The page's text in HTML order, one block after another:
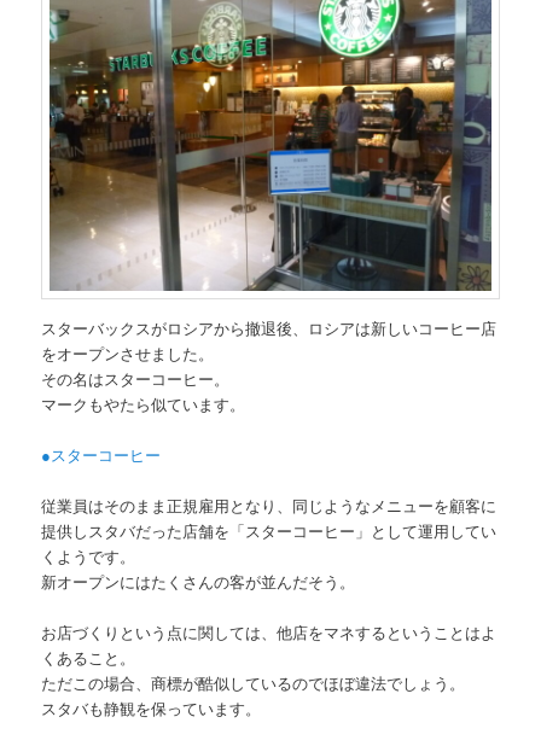
スターバックスがロシアから撤退後、ロシアは新しいコーヒー店
をオープンさせました。
その名はスターコーヒー。
マークもやたら似ています。
●スターコーヒー
従業員はそのまま正規雇用となり、同じようなメニューを顧客に
提供しスタバだった店舗を「スターコーヒー」として運用してい
くようです。
新オープンにはたくさんの客が並んだそう。
お店づくりという点に関しては、他店をマネするということはよ
くあること。
ただこの場合、商標が酷似しているのでほぼ違法でしょう。
スタバも静観を保っています。